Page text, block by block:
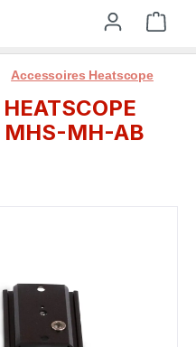
Le
Accessoires Heatscope
MH-AB